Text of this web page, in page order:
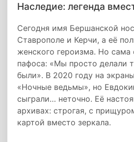
Наследие: легенда
Сегодня имя Бершанской
Ставрополе и Керчи, а её
женского героизма. Но сама
пафоса: «Мы просто делали
были». В 2020 году на
«Ночные ведьмы», но
сыграли… неточно. Её
архивах: строгая, с
картой вместо зеркала.